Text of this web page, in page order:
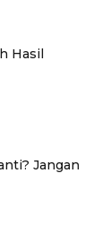
Hasil
Jangan